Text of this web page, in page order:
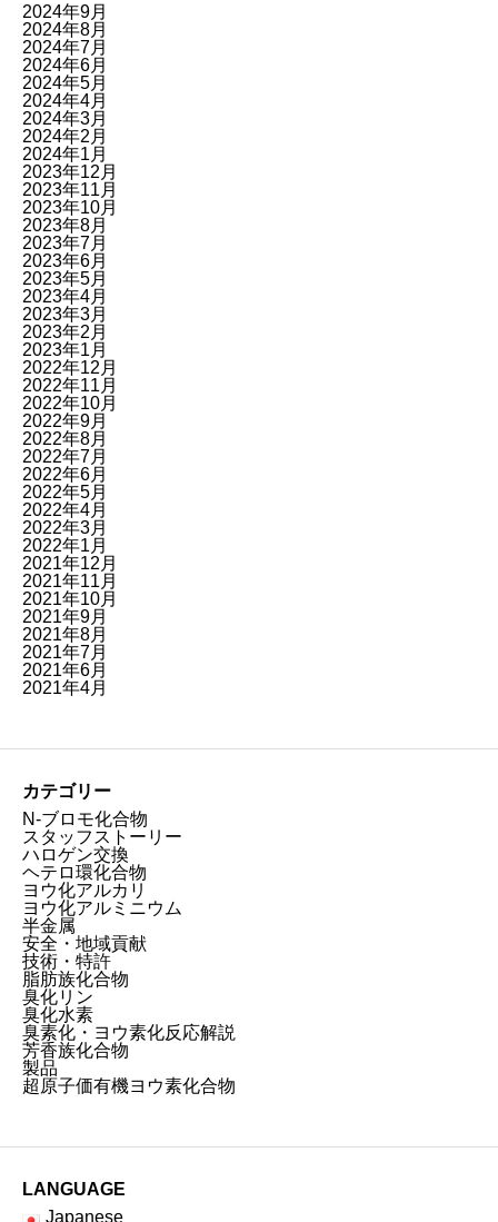
2024年9月
2024年8月
2024年7月
2024年6月
2024年5月
2024年4月
2024年3月
2024年2月
2024年1月
2023年12月
2023年11月
2023年10月
2023年8月
2023年7月
2023年6月
2023年5月
2023年4月
2023年3月
2023年2月
2023年1月
2022年12月
2022年11月
2022年10月
2022年9月
2022年8月
2022年7月
2022年6月
2022年5月
2022年4月
2022年3月
2022年1月
2021年12月
2021年11月
2021年10月
2021年9月
2021年8月
2021年7月
2021年6月
2021年4月
カテゴリー
N-ブロモ化合物
スタッフストーリー
ハロゲン交換
ヘテロ環化合物
ヨウ化アルカリ
ヨウ化アルミニウム
半金属
安全・地域貢献
技術・特許
脂肪族化合物
臭化リン
臭化水素
臭素化・ヨウ素化反応解説
芳香族化合物
製品
超原子価有機ヨウ素化合物
LANGUAGE
Japanese